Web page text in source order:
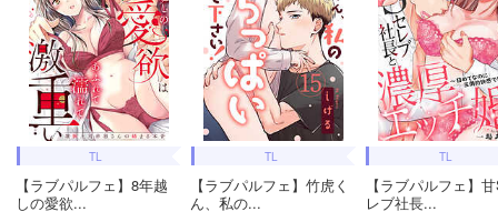
TL
【ラブパルフェ】8年越
しの愛欲...
TL
【ラブパルフェ】竹虎く
ん、私の...
TL
【ラブパルフェ】
レブ社長...